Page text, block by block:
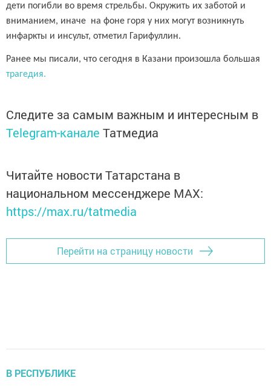
дети погибли во время стрельбы. Окружить их заботой и
вниманием, иначе на фоне горя у них могут возникнуть
инфаркты и инсульт, отметил Гарифуллин.
Ранее мы писали, что сегодня в Казани произошла большая
трагедия.
Следите за самым важным и интересным в
Telegram-канале Татмедиа
Читайте новости Татарстана в
национальном мессенджере MАХ:
https://max.ru/tatmedia
Перейти на страницу новости
В РЕСПУБЛИКЕ